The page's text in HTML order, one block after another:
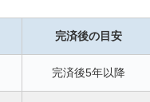
完済後の目安
完済後5年以降